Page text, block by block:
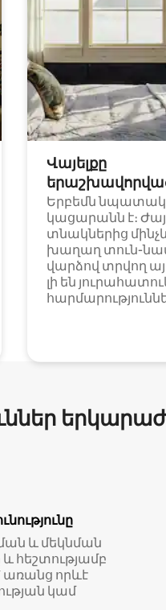
Վայելքը
Երբեմն
կացարանն է։
տնակներից
խաղաղ տուն-
վարձով տրվող
լի են
և մեկնման
հեշտությամբ
որևէ
կամ